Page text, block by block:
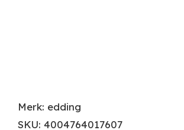
Merk: edding
SKU: 4004764017607